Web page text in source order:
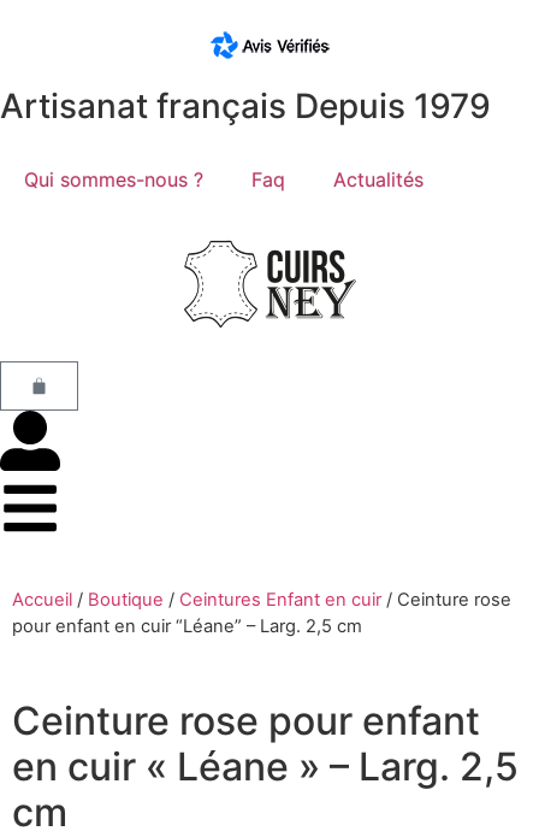
Artisanat français Depuis 1979
Qui sommes-nous ? Faq Actualités
Accueil / Boutique / Ceintures Enfant en cuir/ Ceinture rose
pour enfant en cuir “Léane” – Larg. 2,5 cm
Ceinture rose pour enfant
en cuir « Léane » – Larg. 2,5
cm